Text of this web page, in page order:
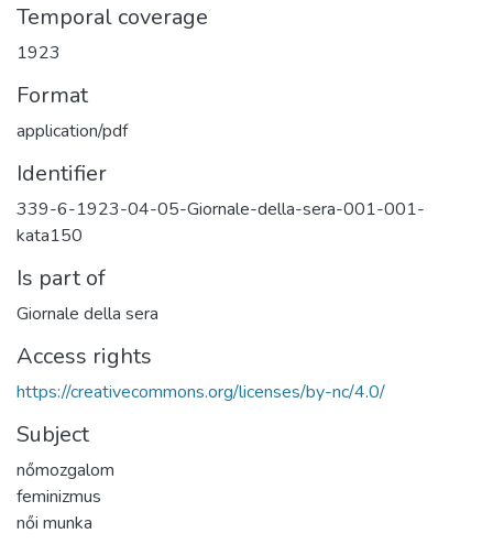
Temporal coverage
1923
Format
application/pdf
Identifier
339-6-1923-04-05-Giornale-della-sera-001-001-
kata150
Is part of
Giornale della sera
Access rights
https://creativecommons.org/licenses/by-nc/4.0/
Subject
nőmozgalom
feminizmus
női munka